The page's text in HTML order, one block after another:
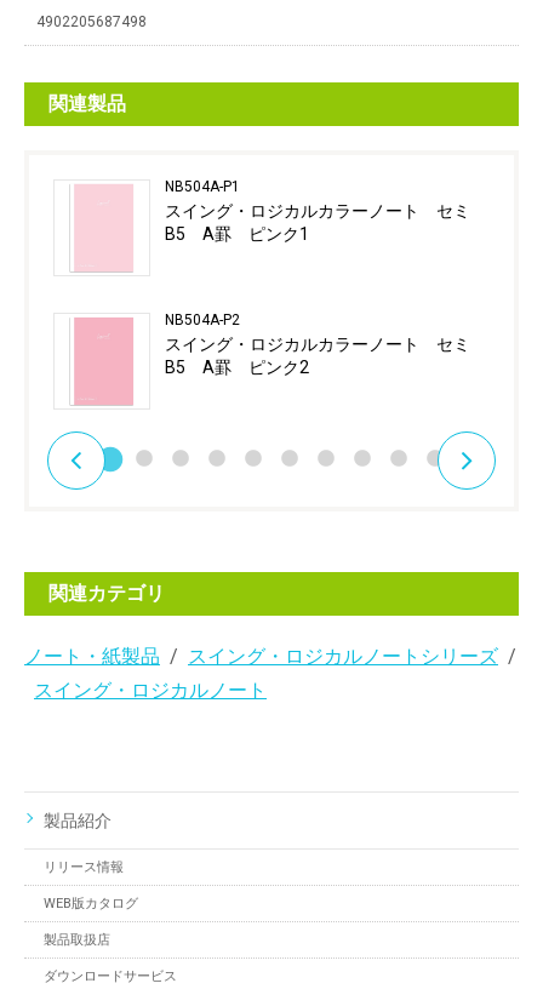
4902205687498
関連製品
NB504A-P1
スイング・ロジカルカラーノート セミ
B5 A罫 ピンク1
NB504A-P2
スイング・ロジカルカラーノート セミ
B5 A罫 ピンク2
関連カテゴリ
ノート・紙製品
スイング・ロジカルノートシリーズ
スイング・ロジカルノート
製品紹介
リリース情報
WEB版カタログ
製品取扱店
ダウンロードサービス